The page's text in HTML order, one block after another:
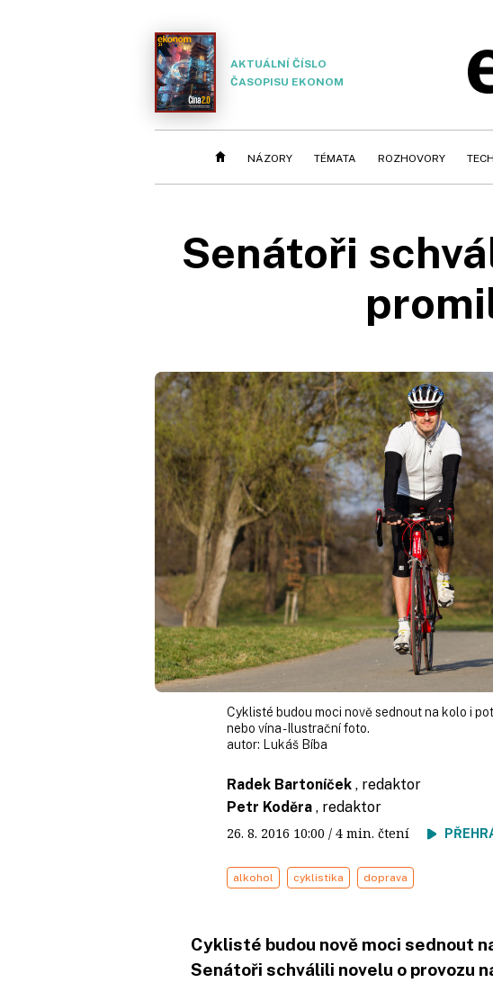
AKTUÁLNÍ ČÍSLO
ČASOPISU EKONOM
NÁZORY TÉMATA ROZHOVORY
Senátoři
Cyklisté budou moci nově sednout na kolo i
nebo vína - Ilustrační foto.
autor: Lukáš Bíba
Radek Bartoníček , redaktor
Petr Koděra , redaktor
26. 8. 2016 10:00 / 4 min. čtení
alkohol cyklistika doprava
Cyklisté budou nově moci sednout
Senátoři schválili novelu o provozu